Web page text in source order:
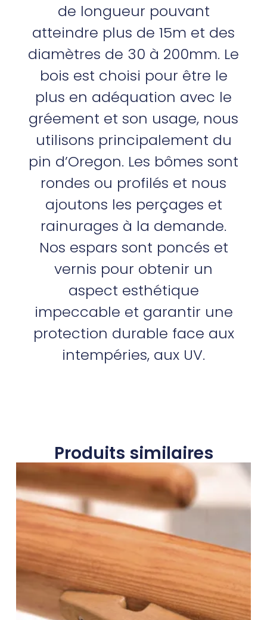
de longueur pouvant
atteindre plus de 15m et des
diamètres de 30 à 200mm. Le
bois est choisi pour être le
plus en adéquation avec le
gréement et son usage, nous
utilisons principalement du
pin d’Oregon. Les bômes sont
rondes ou profilés et nous
ajoutons les perçages et
rainurages à la demande.
Nos espars sont poncés et
vernis pour obtenir un
aspect esthétique
impeccable et garantir une
protection durable face aux
intempéries, aux UV.
Produits similaires